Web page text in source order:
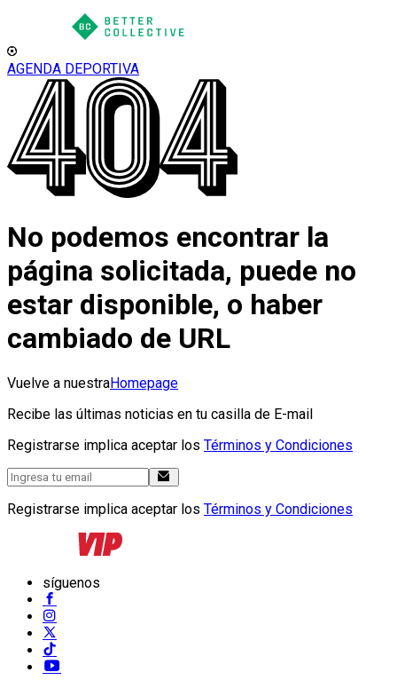
AGENDA DEPORTIVA
No podemos encontrar la
página solicitada, puede no
estar disponible, o haber
cambiado de URL
Vuelve a nuestraHomepage
Recibe las últimas noticias en tu casilla de E-mail
Registrarse implica aceptar los Términos y Condiciones
Registrarse implica aceptar los Términos y Condiciones
síguenos